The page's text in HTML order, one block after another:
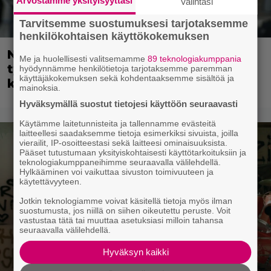
Nyt suoratoistossa: Guy Ritchien
tyylikäs vakoojaleffa – seikkailu
kylmän sodan keskellä
Tarvitsemme suostumuksesi tarjotaksemme
henkilökohtaisen käyttökokemuksen
Me ja huolellisesti valitsemamme89 teknologiakumppania
hyödynnämme henkilötietoja tarjotaksemme paremman
käyttäjäkokemuksen sekä kohdentaaksemme sisältöä ja
mainoksia.
Hyväksymällä suostut tietojesi käyttöön seuraavasti
Käytämme laitetunnisteita ja tallennamme evästeitä
laitteellesi saadaksemme tietoja esimerkiksi sivuista, joilla
vierailit, IP-osoitteestasi sekä laitteesi ominaisuuksista.
Pääset tutustumaan yksityiskohtaisesti käyttötarkoituksiin ja
teknologiakumppaneihimme seuraavalla välilehdellä.
Hylkääminen voi vaikuttaa sivuston toimivuuteen ja
käytettävyyteen.
Jotkin teknologiamme voivat käsitellä tietoja myös ilman
suostumusta, jos niillä on siihen oikeutettu peruste. Voit
vastustaa tätä tai muuttaa asetuksiasi milloin tahansa
seuraavalla välilehdellä.
Hyväksyn kaikki